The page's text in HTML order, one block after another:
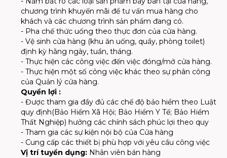
chương trình khuyến mãi để tư vấn mua hàng cho
khách và các chương trình sản phẩm đang có.
- Pha chế thức uống theo thực đơn của cửa hàng.
- Vệ sinh cửa hàng (khu ăn uống, quầy, phòng toilet)
định kỳ hằng ngày, tuần, tháng.
- Thực hiện các công việc đến việc đóng/mở cửa hàng.
- Thực hiện một số công việc khác theo sự phân công
của Quản lý cửa hàng.
Quyền lợi :
- Được tham gia đầy đủ các chế độ bảo hiểm theo Luật
quy định(Bảo Hiểm Xã Hội; Bảo Hiểm Y Tế; Bảo Hiểm
Thất Nghiệp) hưởng các chính sách phúc lợi theo quy
- Tham gia các sự kiện nội bộ của Cửa hàng
- Cung cấp các thiết bị phù hợp với yêu cầu công việc
Vị trí tuyển dụng: Nhân viên bán hàng